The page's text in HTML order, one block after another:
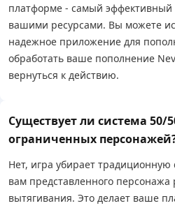
платформе - самый эффективный
вашими ресурсами. Вы можете
надежное приложение для
обработать ваше пополнение
вернуться к действию.
Существует ли система 50/
ограниченных
Нет, игра убирает традиционную
вам представленного персонажа
вытягивания. Это делает ваше